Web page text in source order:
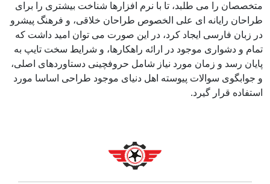
متخصصان را می طلبد، تا با نرم افزارها شناخت بیشتری را برای
طراحان رایانه ای علی الخصوص طراحان خلاقی، و فرهنگ پیشرو
در زبان فارسی ایجاد کرد، در این صورت می توان امید داشت که
تمام و دشواری موجود در ارائه راهکارها، و شرایط سخت تایپ به
پایان رسد و زمان مورد نیاز شامل حروفچینی دستاوردهای اصلی،
و جوابگوی سوالات پیوسته اهل دنیای موجود طراحی اساسا مورد
استفاده قرار گیرد.